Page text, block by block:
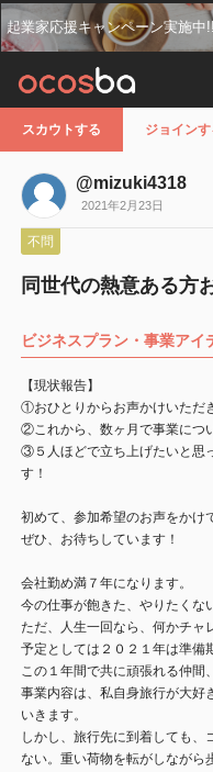
起業家応援キャンペーン実施中
スカウトする ジョインす
@mizuki4318
2021年2月23日
不問
同世代の熱意ある方
ビジネスプラン・事業アイ
【現状報告】
①おひとりからお声かけいただ
②これから、数ヶ月で事業につ
③５人ほどで立ち上げたいと思
す！
初めて、参加希望のお声をかけ
ぜひ、お待ちしています！
会社勤め満７年になります。
今の仕事が飽きた、やりたくな
ただ、人生一回なら、何かチャ
予定としては２０２１年は準備
この１年間で共に頑張れる仲間
事業内容は、私自身旅行が大好
いきます。
しかし、旅行先に到着しても
ない。重い荷物を転がしながら